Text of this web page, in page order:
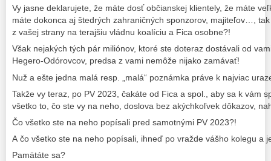
Vy jasne deklarujete, že máte dosť občianskej klientely, že máte
máte dokonca aj štedrých zahraničných sponzorov, majiteľov…,
z vašej strany na terajšiu vládnu koalíciu a Fica osobne?!
Však nejakých tých pár miliónov, ktoré ste doteraz dostávali od
Hegero-Odórovcov, predsa z vami nemôže nijako zamávať!
Nuž a ešte jedna malá resp. „malá“ poznámka práve k najviac
Takže vy teraz, po PV 2023, čakáte od Fica a spol., aby sa k vám
všetko to, čo ste vy na neho, doslova bez akýchkoľvek dôkazov,
Čo všetko ste na neho popísali pred samotnými PV 2023?!
A čo všetko ste na neho popísali, ihneď po vražde vášho kolegu a
Pamätáte sa?